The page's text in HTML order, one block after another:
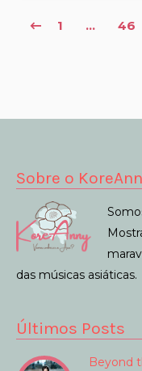
1 … 46
Sobre o
das músicas asiáticas.
Últimos Posts
Beyond